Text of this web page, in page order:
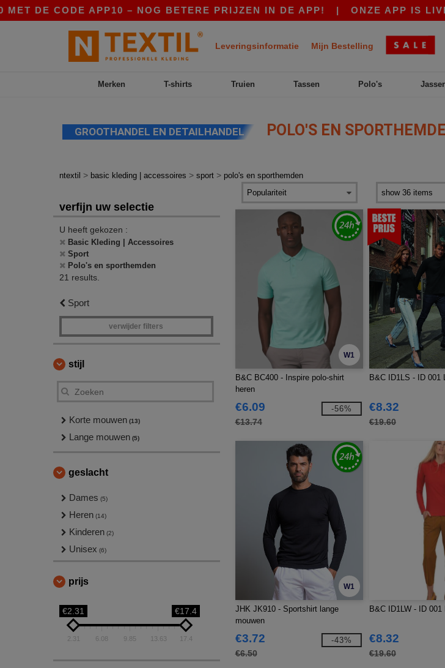
CODE APP10 – NOG BETERE PRIJZEN IN DE APP!|ONZE APP IS LIVE! €10
Leveringsinformatie Mijn Bestelling
Merken T-shirts Truien Tassen Polo's
GROOTHANDEL EN DETAILHANDEL POLO'S EN
ntextil > basic kleding | accessoires > sport > polo's en sporthemden
verfijn uw selectie
U heeft gekozen :
Basic Kleding | Accessoires
Sport
Polo's en sporthemden
21 results.
Sport
verwijder filters
stijl
Korte mouwen (13)
Lange mouwen (5)
geslacht
Dames (5)
Heren (14)
Kinderen (2)
Unisex (6)
prijs
€2.31 €17.4
2.31 6.08 9.85 13.63 17.4
W1
B&C BC400 - Inspire polo-shirt
heren
€6.09
€13.74
-56%
B&C ID1LS - ID 001
€8.32
€19.60
W1
JHK JK910 - Sportshirt lange
mouwen
€3.72
€6.50
-43%
B&C ID1LW - ID 001
€8.32
€19.60